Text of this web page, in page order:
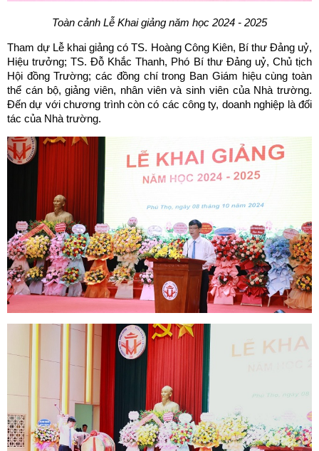
Toàn cảnh Lễ Khai giảng năm học 2024 - 2025
Tham dự Lễ khai giảng có TS. Hoàng Công Kiên, Bí thư Đảng uỷ,
Hiệu trưởng; TS. Đỗ Khắc Thanh, Phó Bí thư Đảng uỷ, Chủ tịch
Hội đồng Trường; các đồng chí trong Ban Giám hiệu cùng toàn
thể cán bộ, giảng viên, nhân viên và sinh viên của Nhà trường.
Đến dự với chương trình còn có các công ty, doanh nghiệp là đối
tác của Nhà trường.